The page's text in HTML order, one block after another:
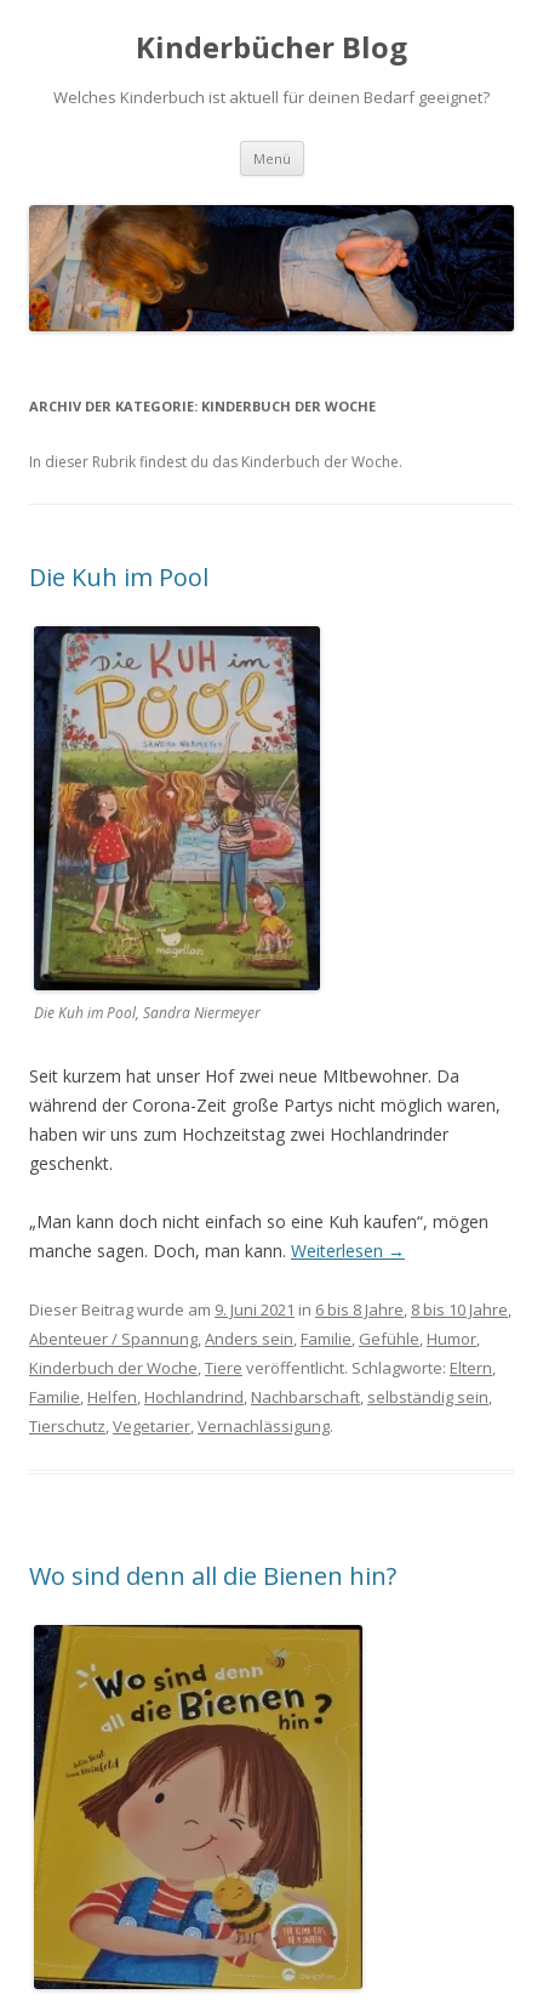
Kinderbücher Blog
Welches Kinderbuch ist aktuell für deinen Bedarf geeignet?
Menü Springe
Inhalt
ARCHIV DER KATEGORIE: KINDERBUCH DER WOCHE
In dieser Rubrik findest du das Kinderbuch der Woche.
Die Kuh im Pool
Die Kuh im Pool, Sandra Niermeyer
Seit kurzem hat unser Hof zwei neue MItbewohner. Da
während der Corona-Zeit große Partys nicht möglich waren,
haben wir uns zum Hochzeitstag zwei Hochlandrinder
geschenkt.
„Man kann doch nicht einfach so eine Kuh kaufen“, mögen
manche sagen. Doch, man kann. Weiterlesen →
Dieser Beitrag wurde am 9. Juni 2021 in 6 bis 8 Jahre, 8 bis 10 Jahre,
Abenteuer / Spannung,Anders sein, Familie, Gefühle, Humor,
Kinderbuch der Woche,Tiere veröffentlicht. Schlagworte: Eltern,
Familie, Helfen, Hochlandrind, Nachbarschaft, selbständig sein,
Tierschutz,Vegetarier,Vernachlässigung.
Wo sind denn all die Bienen hin?